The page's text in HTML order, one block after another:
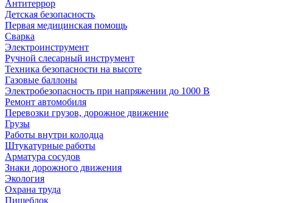
Антитеррор
Детская безопасность
Первая медицинская помощь
Сварка
Электроинструмент
Ручной слесарный инструмент
Техника безопасности на высоте
Газовые баллоны
Электробезопасность при напряжении до 1000 В
Ремонт автомобиля
Перевозки грузов, дорожное движение
Грузы
Работы внутри колодца
Штукатурные работы
Арматура сосудов
Знаки дорожного движения
Экология
Охрана труда
Пищеблок